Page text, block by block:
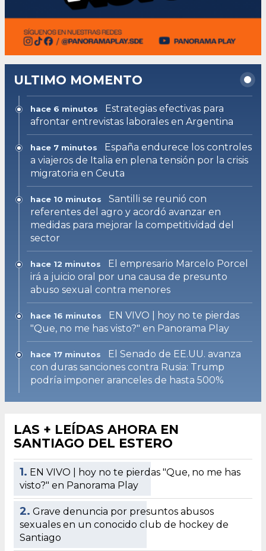
ULTIMO MOMENTO
hace 6 minutos
Estrategias efectivas para
afrontar entrevistas laborales en Argentina
hace 7 minutos
España endurece los controles
a viajeros de Italia en plena tensión por la crisis
migratoria en Ceuta
hace 10 minutos
Santilli se reunió con
referentes del agro y acordó avanzar en
medidas para mejorar la competitividad del
sector
hace 12 minutos
El empresario Marcelo Porcel
irá a juicio oral por una causa de presunto
abuso sexual contra menores
hace 16 minutos
EN VIVO | hoy no te pierdas
"Que, no me has visto?" en Panorama Play
hace 17 minutos
El Senado de EE.UU. avanza
con duras sanciones contra Rusia: Trump
podría imponer aranceles de hasta 500%
LAS + LEÍDAS AHORA EN
SANTIAGO DEL ESTERO
1. EN VIVO | hoy no te pierdas "Que, no me has
visto?" en Panorama Play
2. Grave denuncia por presuntos abusos
sexuales en un conocido club de hockey de
Santiago